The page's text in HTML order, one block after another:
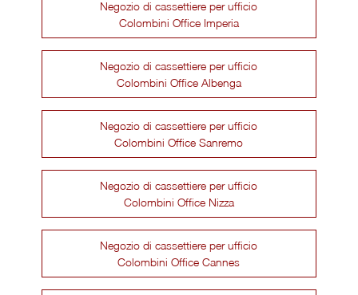
Negozio di cassettiere per ufficio
Colombini Office Imperia
Negozio di cassettiere per ufficio
Colombini Office Albenga
Negozio di cassettiere per ufficio
Colombini Office Sanremo
Negozio di cassettiere per ufficio
Colombini Office Nizza
Negozio di cassettiere per ufficio
Colombini Office Cannes